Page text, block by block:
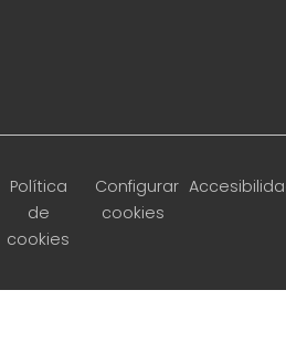
Política
de
cookies
Configurar
cookies